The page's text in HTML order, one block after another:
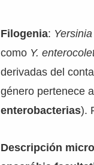
Filogenia:
como Y.
derivadas del
género pertenece
enterobacterias).
Descripción